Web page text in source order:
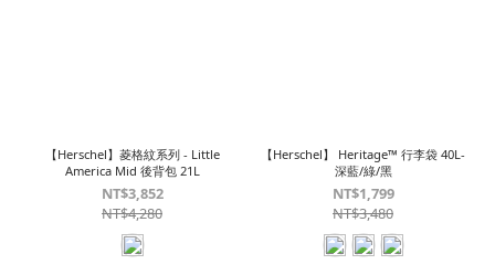
【Herschel】菱格紋系列 - Little
America Mid 後背包 21L
NT$3,852
NT$4,280
【Herschel】 Heritage™ 行李袋 40L-
深藍/綠/黑
NT$1,799
NT$3,480